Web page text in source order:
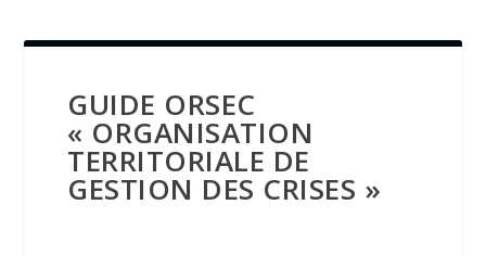
GUIDE ORSEC
« ORGANISATION
TERRITORIALE DE
GESTION DES CRISES »